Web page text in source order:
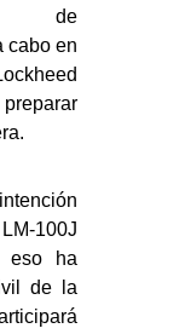
de
cabo en
100J
eso ha
de la